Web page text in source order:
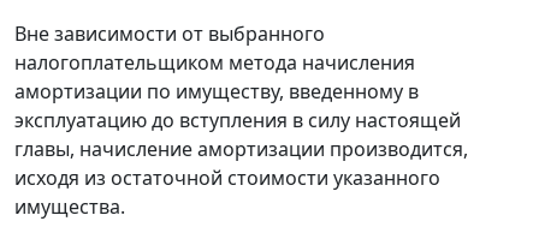
Вне зависимости от выбранного
налогоплательщиком метода начисления
амортизации по имуществу, введенному в
эксплуатацию до вступления в силу настоящей
главы, начисление амортизации производится,
исходя из остаточной стоимости указанного
имущества.